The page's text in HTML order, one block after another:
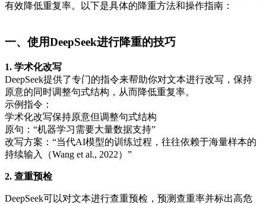
有效降低重复率。以下是具体的降重方法和操作指南：
一、使用DeepSeek进行降重的技巧
1. 学术化改写
DeepSeek提供了专门的指令来帮助你对文本进行改写，保持
原意的同时调整句式结构，从而降低重复率。
示例指令：
学术化改写保持原意但调整句式结构
原句：“机器学习需要大量数据支持”
改写方案：“当代AI模型的训练过程，往往依赖于海量样本的
持续输入（Wang et al., 2022）”
2. 查重预检
DeepSeek可以对文本进行查重预检，预测查重率并标出高危